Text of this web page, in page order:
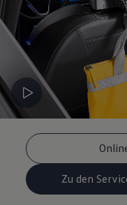
Zu den